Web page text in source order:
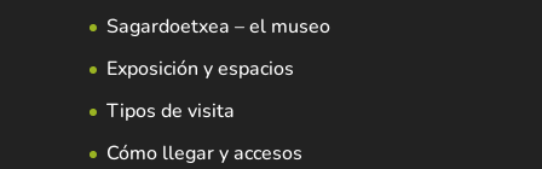
Sagardoetxea – el museo
Exposición y espacios
Tipos de visita
Cómo llegar y accesos